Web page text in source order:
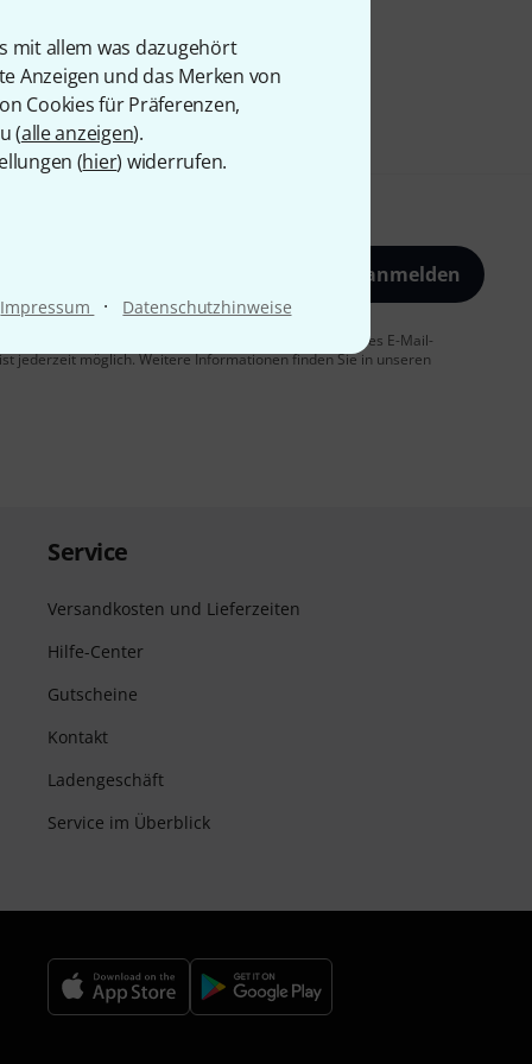
mit allem was dazugehört
Anzeigen und das Merken von
Cookies für Präferenzen,
(alle anzeigen).
(hier) widerrufen.
Impressum · Datenschutzhinweise
Jetzt anmelden
dem Erhalt von E-Mail-Werbung und einer Messung des E-Mail-
jederzeit möglich. Weitere Informationen finden Sie in unseren
Service
Versandkosten und Lieferzeiten
Hilfe-Center
Gutscheine
Kontakt
Ladengeschäft
Service im Überblick